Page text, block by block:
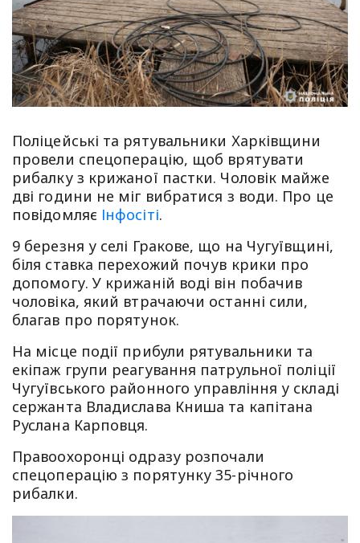
Поліцейські та рятувальники Харківщини
провели спецоперацію, щоб врятувати
рибалку з крижаної пастки. Чоловік майже
дві години не міг вибратися з води. Про це
повідомляє Інфосіті.
9 березня у селі Гракове, що на Чугуївщині,
біля ставка перехожий почув крики про
допомогу. У крижаній воді він побачив
чоловіка, який втрачаючи останні сили,
благав про порятунок.
На місце події прибули рятувальники та
екіпаж групи реагування патрульної поліції
Чугуївського районного управління у складі
сержанта Владислава Книша та капітана
Руслана Карповця.
Правоохоронці одразу розпочали
спецоперацію з порятунку 35-річного
рибалки.